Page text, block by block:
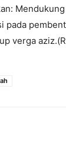
pada
verga